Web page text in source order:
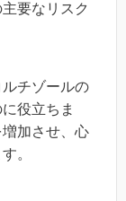
要なリスク
チゾールの
役立ちま
加させ、心
。